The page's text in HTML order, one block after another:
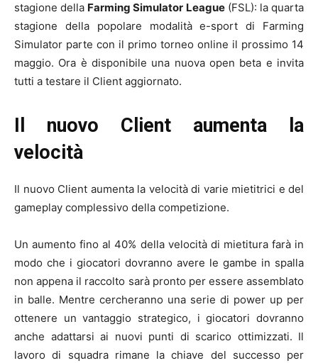
stagione della Farming Simulator League(FSL): la quarta
stagione della popolare modalità e-sport di Farming
Simulator parte con il primo torneo online il prossimo 14
maggio. Ora è disponibile una nuova open beta e invita
tutti a testare il Client aggiornato.
Il nuovo Client aumenta la
velocità
Il nuovo Client aumenta la velocità di varie mietitrici e del
gameplay complessivo della competizione.
Un aumento fino al 40% della velocità di mietitura farà in
modo che i giocatori dovranno avere le gambe in spalla
non appena il raccolto sarà pronto per essere assemblato
in balle. Mentre cercheranno una serie di power up per
ottenere un vantaggio strategico, i giocatori dovranno
anche adattarsi ai nuovi punti di scarico ottimizzati. Il
lavoro di squadra rimane la chiave del successo per